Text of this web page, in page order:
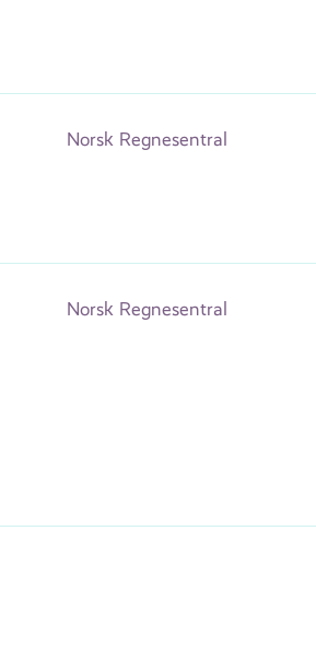
Norsk Regnesentral
Norsk Regnesentral